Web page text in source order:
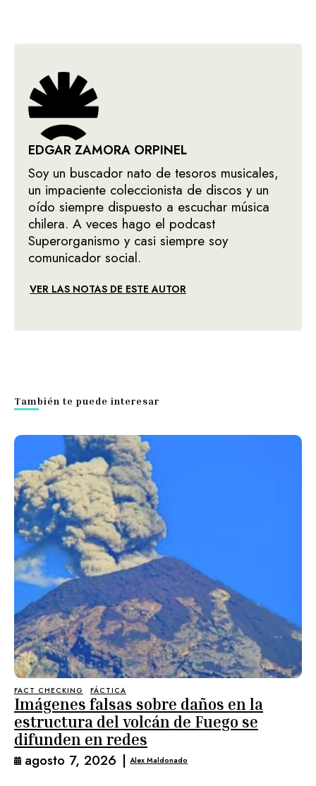
EDGAR ZAMORA ORPINEL
Soy un buscador nato de tesoros musicales,
un impaciente coleccionista de discos y un
oído siempre dispuesto a escuchar música
chilera. A veces hago el podcast
Superorganismo y casi siempre soy
comunicador social.
VER LAS NOTAS DE ESTE AUTOR
También te puede interesar
FACT CHECKING FÁCTICA
Imágenes falsas sobre daños en la
estructura del volcán de Fuego se
difunden en redes
agosto 7, 2026 | Alex Maldonado